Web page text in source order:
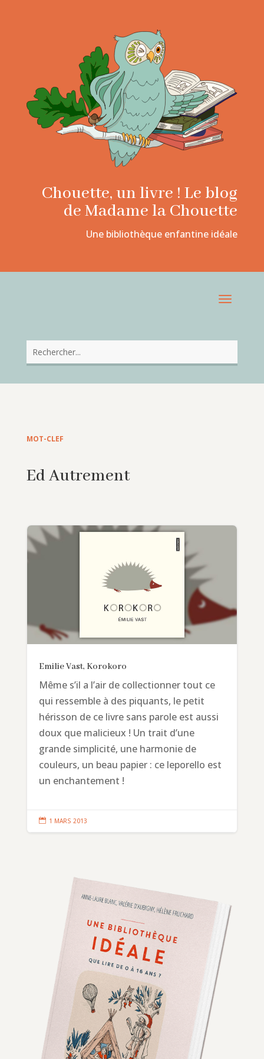
Chouette, un livre ! Le blog
de Madame la Chouette
Une bibliothèque enfantine idéale
MOT-CLEF
Ed Autrement
Emilie Vast, Korokoro
Même s’il a l’air de collectionner tout ce
qui ressemble à des piquants, le petit
hérisson de ce livre sans parole est aussi
doux que malicieux ! Un trait d’une
grande simplicité, une harmonie de
couleurs, un beau papier : ce leporello est
un enchantement !
 1 MARS 2013